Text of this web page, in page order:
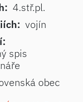
4.stř.pl.
vojín
spis
obec